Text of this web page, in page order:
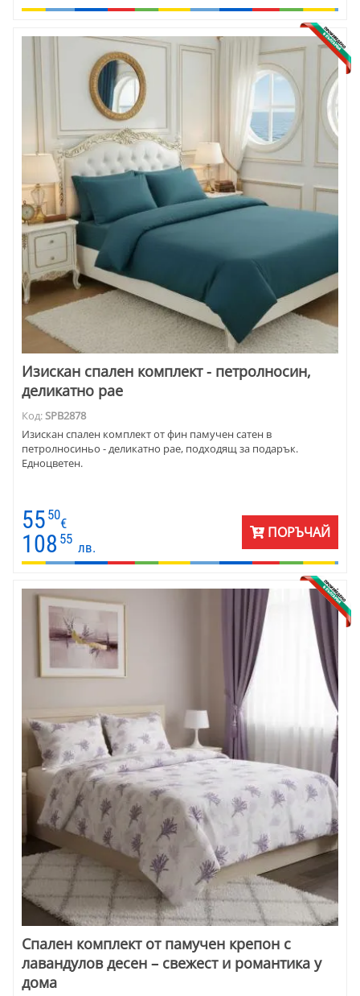
Изискан спален комплект - петролносин,
деликатно рае
Код:SPB2878
Изискан спален комплект от фин памучен сатен в
петролносиньо - деликатно рае, подходящ за подарък.
Едноцветен.
55 50
€
108 55
лв.
ПОРЪЧАЙ
Спален комплект от памучен крепон с
лавандулов десен – свежест и романтика у
дома